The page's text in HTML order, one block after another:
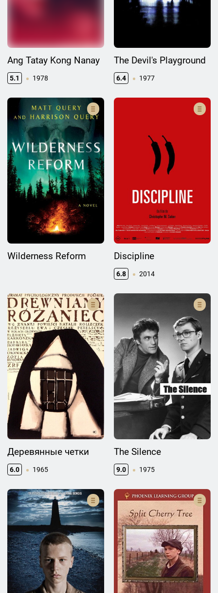
Ang Tatay Kong Nanay
5.1 1978
The Devil's Playground
6.4 1977
Wilderness Reform Discipline
6.8 2014
Деревянные четки
6.0 1965
The Silence
9.0 1975